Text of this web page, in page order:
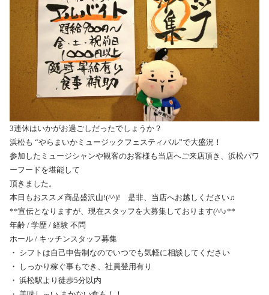
3連休はいかがお過ごしだったでしょうか？
浜松も “やらまいかミュージックフェスティバル”で大盛況！
参加したミュージシャンや観客のお客様も当店へご来店頂き、浜松パワ
ーフードを堪能して
頂きました。
本日もおススメ商品盛沢山!(^^)! 是非、当店へお越しください♫
**宣伝となりますが、現在スタッフを大募集しております(^^♪**
年齢 / 学歴 / 経験 不問
ホール / キッチンスタッフ募集
・ シフトは自己申告制なのでいつでも気軽に相談してください
・ しっかり稼ぐ事もでき、社員登用有り
・ 浜松駅より徒歩5分以内